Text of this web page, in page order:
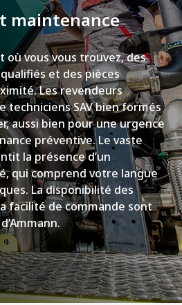
maintenance
où vous vous trouvez, des
et des pièces
Les revendeurs
techniciens SAV bien formés
aussi bien pour une urgence
préventive. Le vaste
la présence d’un
qui comprend votre langue
La disponibilité des
facilité de commande sont